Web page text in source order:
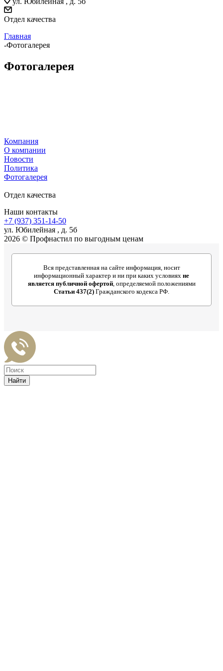
Отдел качества
Главная
-Фотогалерея
Фотогалерея
Компания
О компании
Новости
Политика
Фотогалерея
Отдел качества
Наши контакты
+7 (937) 351-14-50
ул. Юбилейная , д. 5б
2026 © Профнастил по выгодным ценам
Вся представленная на сайте информация, носит
информационный характер и ни при каких условиях не
является публичной офертой, определяемой положениями
Статьи 437(2) Гражданского кодекса РФ.
Найти